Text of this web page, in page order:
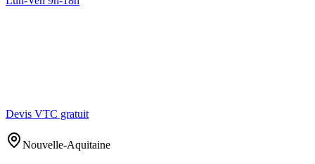
Devis VTC gratuit
Nouvelle-Aquitaine